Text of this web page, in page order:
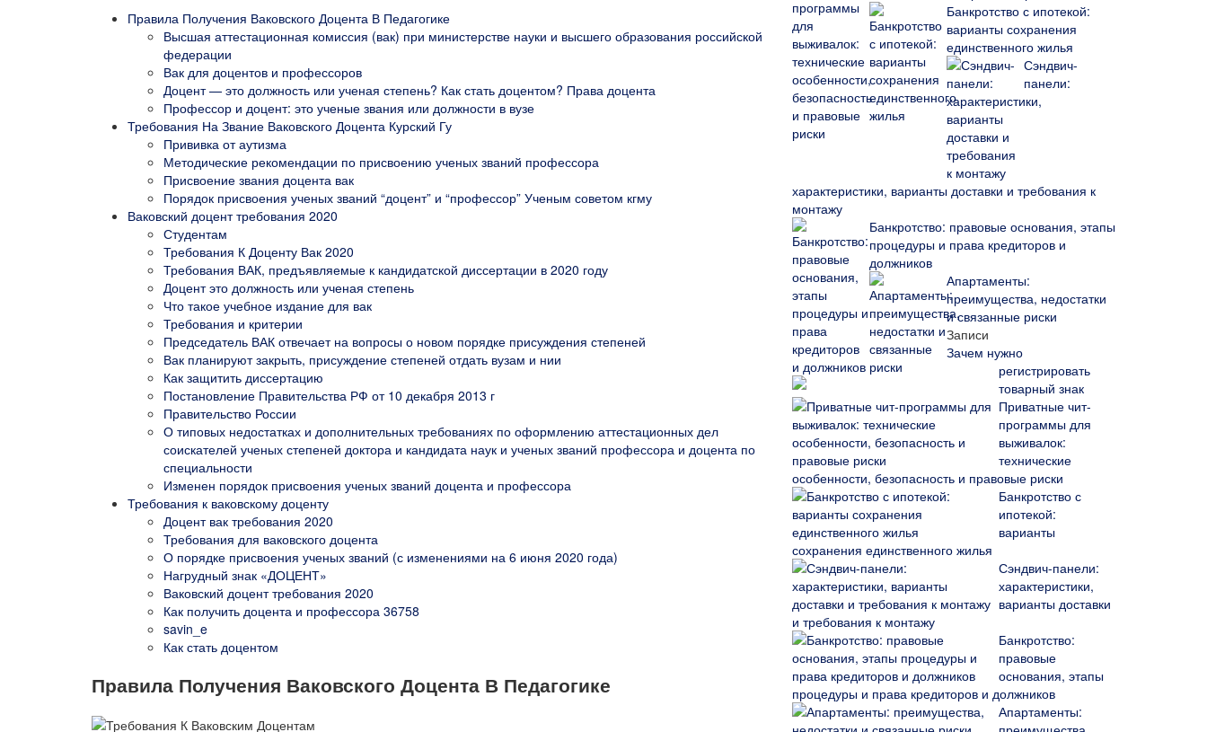
Правила Получения Ваковского Доцента В Педагогике
Высшая аттестационная комиссия (вак) при министерстве науки и высшего образования российской
федерации
Вак для доцентов и профессоров
Доцент — это должность или ученая степень? Как стать доцентом? Права доцента
Профессор и доцент: это ученые звания или должности в вузе
Требования На Звание Ваковского Доцента Курский Гу
Прививка от аутизма
Методические рекомендации по присвоению ученых званий профессора
Присвоение звания доцента вак
Порядок присвоения ученых званий “доцент” и “профессор” Ученым советом кгму
Ваковский доцент требования 2020
Студентам
Требования К Доценту Вак 2020
Требования ВАК, предъявляемые к кандидатской диссертации в 2020 году
Доцент это должность или ученая степень
Что такое учебное издание для вак
Требования и критерии
Председатель ВАК отвечает на вопросы о новом порядке присуждения степеней
Вак планируют закрыть, присуждение степеней отдать вузам и нии
Как защитить диссертацию
Постановление Правительства РФ от 10 декабря 2013 г
Правительство России
О типовых недостатках и дополнительных требованиях по оформлению аттестационных дел
соискателей ученых степеней доктора и кандидата наук и ученых званий профессора и доцента по
специальности
Изменен порядок присвоения ученых званий доцента и профессора
Требования к ваковскому доценту
Доцент вак требования 2020
Требования для ваковского доцента
О порядке присвоения ученых званий (с изменениями на 6 июня 2020 года)
Нагрудный знак «ДОЦЕНТ»
Ваковский доцент требования 2020
Как получить доцента и профессора 36758
savin_e
Как стать доцентом
Правила Получения Ваковского Доцента В Педагогике
Банкротство с ипотекой:
варианты сохранения
единственного жилья
Сэндвич-
панели:
характеристики, варианты доставки и требования к
монтажу
Банкротство: правовые основания, этапы
процедуры и права кредиторов и
должников
Апартаменты:
преимущества, недостатки
и связанные риски
Записи
Зачем нужно
регистрировать
товарный знак
Приватные чит-
программы для
выживалок:
технические
особенности, безопасность и правовые риски
Банкротство с
ипотекой:
варианты
сохранения единственного жилья
Сэндвич-панели:
характеристики,
варианты доставки
и требования к монтажу
Банкротство:
правовые
основания, этапы
процедуры и права кредиторов и должников
Апартаменты: